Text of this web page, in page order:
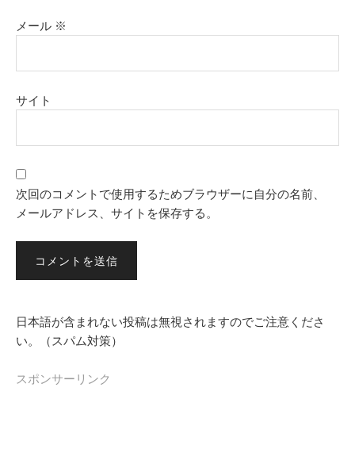
メール ※
サイト
次回のコメントで使用するためブラウザーに自分の名前、
メールアドレス、サイトを保存する。
日本語が含まれない投稿は無視されますのでご注意くださ
い。（スパム対策）
スポンサーリンク